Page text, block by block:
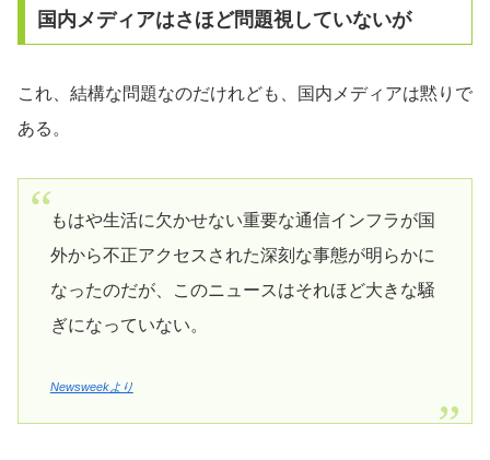
国内メディアはさほど問題視していないが
これ、結構な問題なのだけれども、国内メディアは黙りで
ある。
もはや生活に欠かせない重要な通信インフラが国
外から不正アクセスされた深刻な事態が明らかに
なったのだが、このニュースはそれほど大きな騒
ぎになっていない。
Newsweekより